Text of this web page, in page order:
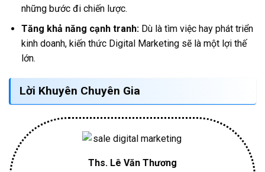
những bước đi chiến lược.
Tăng khả năng cạnh tranh:Dù là tìm việc hay phát triển
kinh doanh, kiến thức Digital Marketing sẽ là một lợi thế
lớn.
Lời Khuyên Chuyên Gia
Ths. Lê Văn Thương